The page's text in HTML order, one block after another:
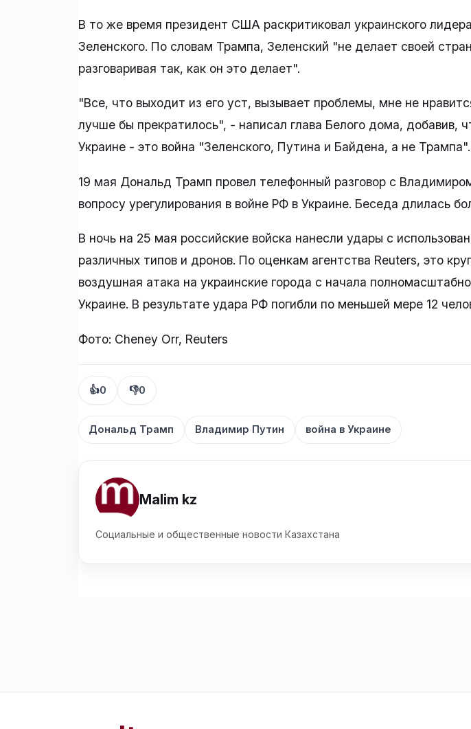
В то же время президент США раскритиковал украинского
Зеленского. По словам Трампа, Зеленский "не делает своей
разговаривая так, как он это делает".
"Все, что выходит из его уст, вызывает проблемы, мне не
лучше бы прекратилось", - написал глава Белого дома, добавив,
Украине - это война "Зеленского, Путина и Байдена, а не Трампа".
19 мая Дональд Трамп провел телефонный разговор с
вопросу урегулирования в войне РФ в Украине. Беседа длилась
В ночь на 25 мая российские войска нанесли удары с
различных типов и дронов. По оценкам агентства Reuters, это
воздушная атака на украинские города с начала
Украине. В результате удара РФ погибли по меньшей мере 12
Фото: Cheney Orr, Reuters
👍0 👎0
Дональд Трамп Владимир Путин война в Украине
Malim kz
Социальные и общественные новости Казахстана